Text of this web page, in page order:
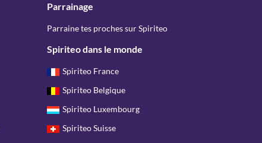
Parrainage
Parraine tes proches sur Spiriteo
Spiriteo dans le monde
Spiriteo France
Spiriteo Belgique
Spiriteo Luxembourg
Spiriteo Suisse